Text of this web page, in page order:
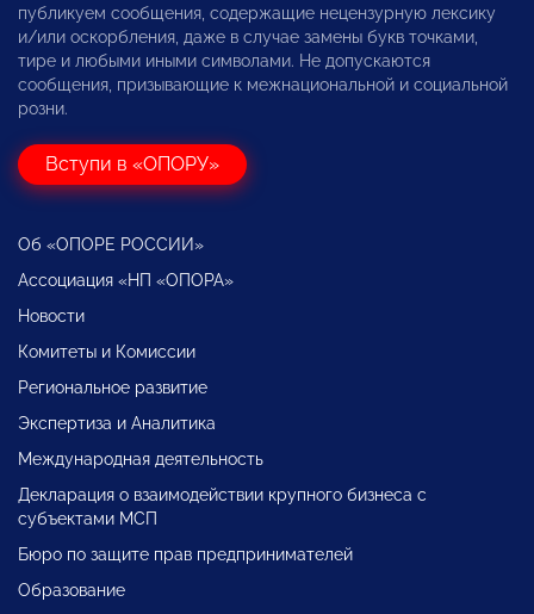
публикуем сообщения, содержащие нецензурную лексику
и/или оскорбления, даже в случае замены букв точками,
тире и любыми иными символами. Не допускаются
сообщения, призывающие к межнациональной и социальной
розни.
Вступи в «ОПОРУ»
Об «ОПОРЕ РОССИИ»
Ассоциация «НП «ОПОРА»
Новости
Комитеты и Комиссии
Региональное развитие
Экспертиза и Аналитика
Международная деятельность
Декларация о взаимодействии крупного бизнеса с
субъектами МСП
Бюро по защите прав предпринимателей
Образование